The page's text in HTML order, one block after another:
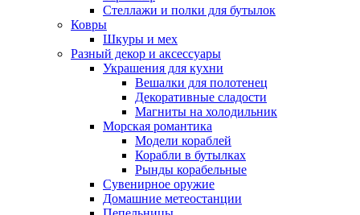
Стеллажи и полки для бутылок
Ковры
Шкуры и мех
Разный декор и аксессуары
Украшения для кухни
Вешалки для полотенец
Декоративные сладости
Магниты на холодильник
Морская романтика
Модели кораблей
Корабли в бутылках
Рынды корабельные
Сувенирное оружие
Домашние метеостанции